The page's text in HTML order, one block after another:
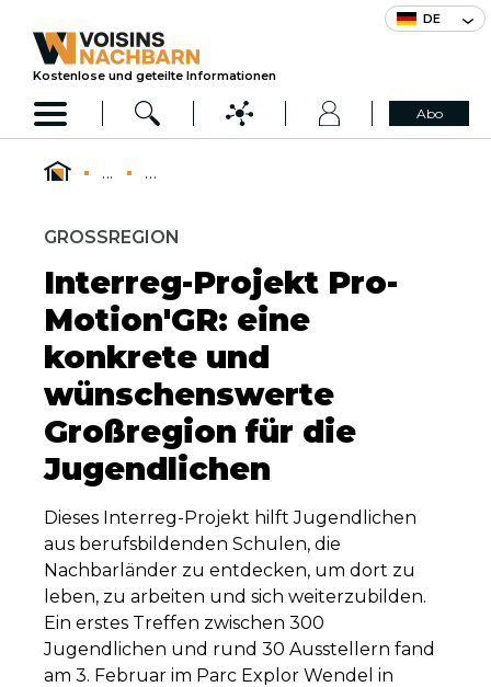
DE
Kostenlose und geteilte Informationen
Abo
... ...
GROSSREGION
Interreg-Projekt Pro-
Motion'GR: eine
konkrete und
wünschenswerte
Großregion für die
Jugendlichen
Dieses Interreg-Projekt hilft Jugendlichen
aus berufsbildenden Schulen, die
Nachbarländer zu entdecken, um dort zu
leben, zu arbeiten und sich weiterzubilden.
Ein erstes Treffen zwischen 300
Jugendlichen und rund 30 Ausstellern fand
am 3. Februar im Parc Explor Wendel in